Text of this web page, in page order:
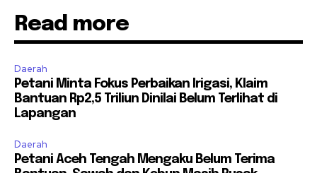
Read more
Daerah
Petani Minta Fokus Perbaikan Irigasi, Klaim
Bantuan Rp2,5 Triliun Dinilai Belum Terlihat di
Lapangan
Daerah
Petani Aceh Tengah Mengaku Belum Terima